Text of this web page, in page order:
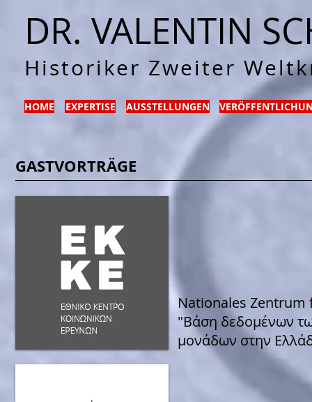
DR. VALENTIN
Historiker Zweiter
HOME EXPERTISE AUSSTELLUNGEN
GASTVORTRÄGE
Nationales Zentrum
"Βάση δεδομένων
μονάδων στην